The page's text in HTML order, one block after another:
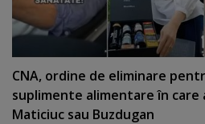
CNA, ordine de eliminare
suplimente alimentare în care
Maticiuc sau Buzdugan